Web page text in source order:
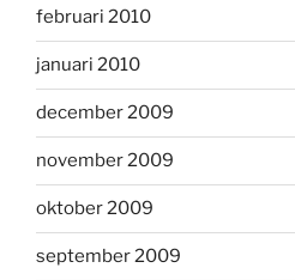
februari 2010
januari 2010
december 2009
november 2009
oktober 2009
september 2009